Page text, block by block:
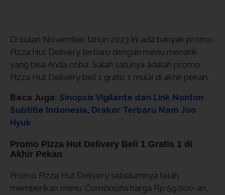
Di bulan November tahun 2023 ini ada banyak promo
Pizza Hut Delivery terbaru dengan menu menarik
yang bisa Anda coba. Salah satunya adalah promo
Pizza Hut Delivery beli 1 gratis 1 mulai di akhir pekan.
Baca Juga: Sinopsis Vigilante dan Link Nonton
Subtitle Indonesia, Drakor Terbaru Nam Joo
Hyuk
Promo Pizza Hut Delivery Beli 1 Gratis 1 di
Akhir Pekan
Promo Pizza Hut Delivery sebelumnya telah
memberikan menu Comboishii harga Rp 59.000-an,